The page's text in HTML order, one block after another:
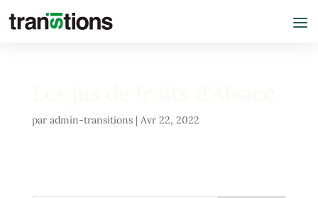
par admin-transitions| Avr 22, 2022